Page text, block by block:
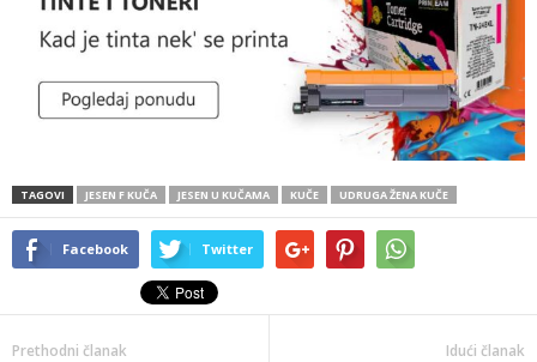
TAGOVI JESEN F KUČA JESEN U KUČAMA KUČE UDRUGA ŽENA KUČE
Facebook Twitter
Prethodni članak Idući članak